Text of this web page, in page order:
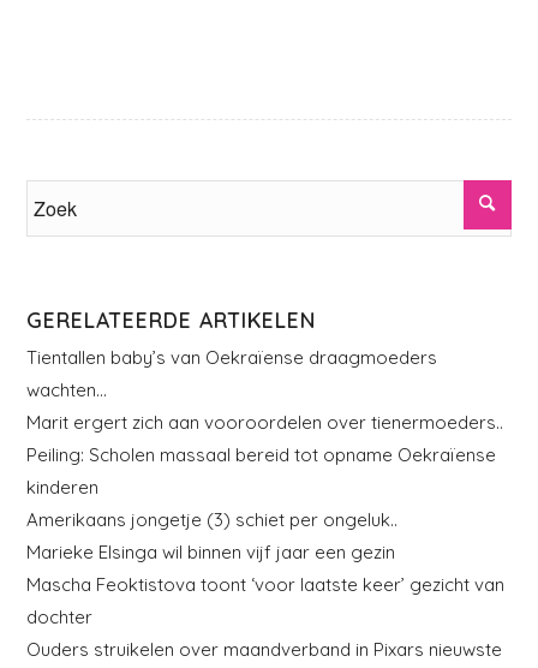
GERELATEERDE ARTIKELEN
Tientallen baby’s van Oekraïense draagmoeders
wachten…
Marit ergert zich aan vooroordelen over tienermoeders..
Peiling: Scholen massaal bereid tot opname Oekraïense
kinderen
Amerikaans jongetje (3) schiet per ongeluk..
Marieke Elsinga wil binnen vijf jaar een gezin
Mascha Feoktistova toont ‘voor laatste keer’ gezicht van
dochter
Ouders struikelen over maandverband in Pixars nieuwste